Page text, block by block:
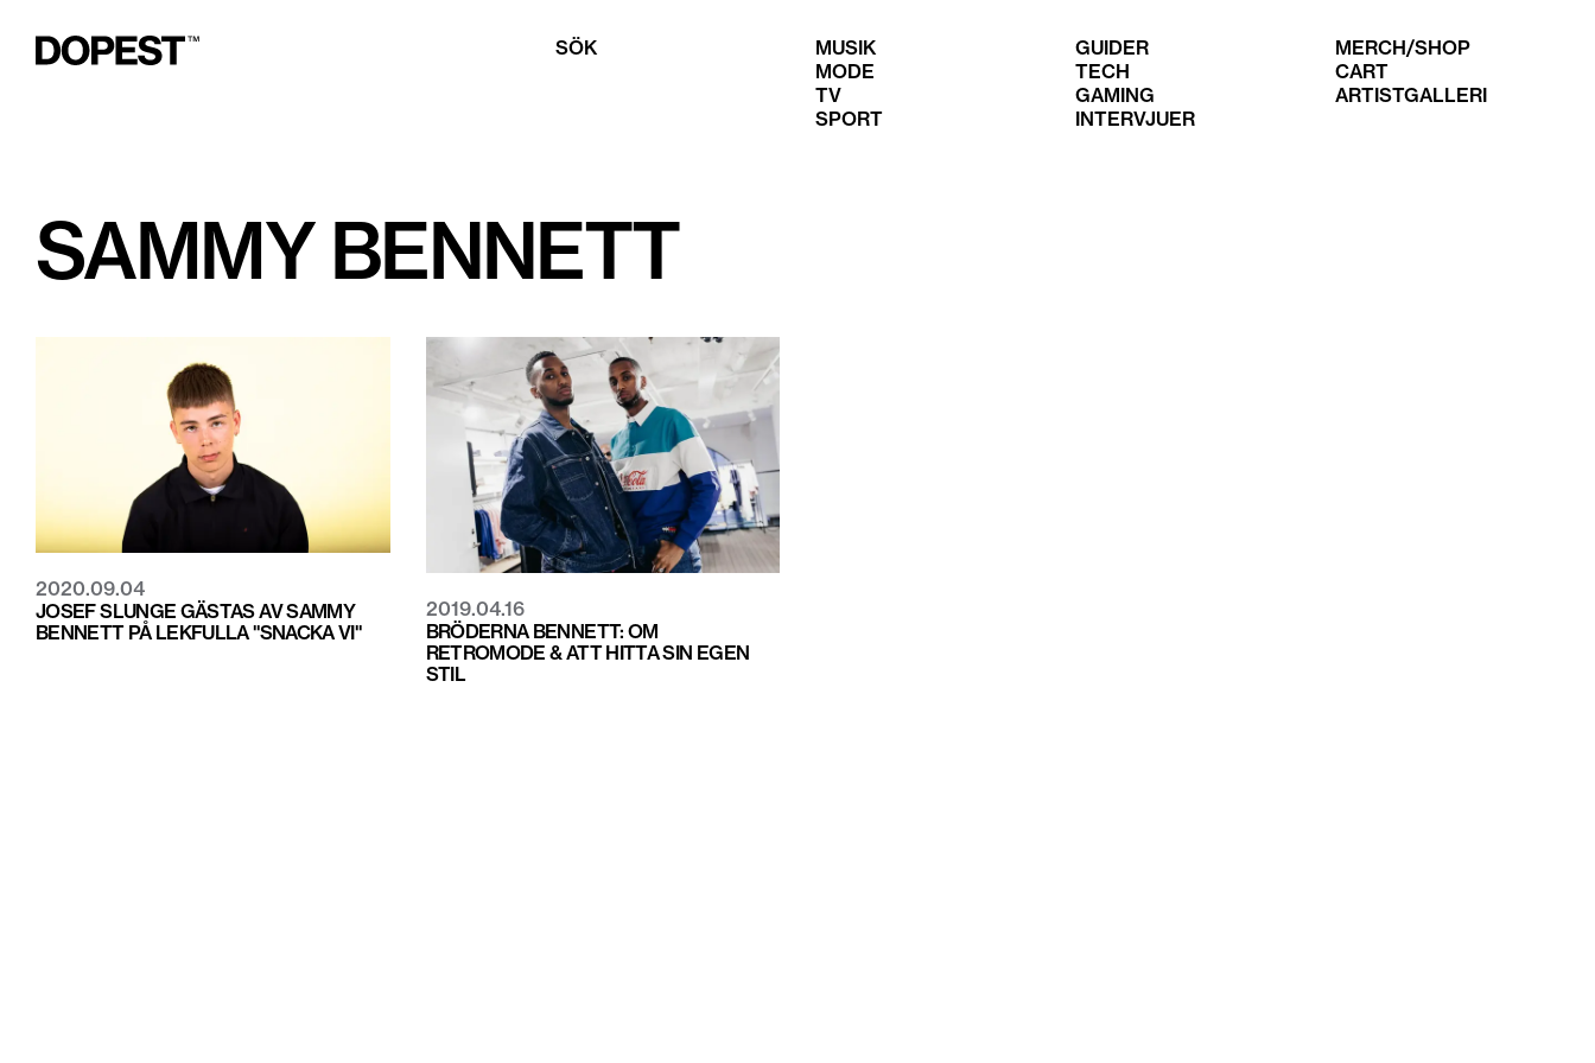
SÖK
MUSIK
MODE
TV
SPORT
GUIDER
TECH
GAMING
INTERVJUER
MERCH/SHOP
CART
ARTISTGALLERI
SAMMY BENNETT
2020.09.04
JOSEF SLUNGE GÄSTAS AV SAMMY
BENNETT PÅ LEKFULLA "SNACKA VI"
2019.04.16
BRÖDERNA BENNETT: OM
RETROMODE & ATT HITTA SIN EGEN
STIL